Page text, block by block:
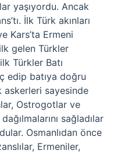
yaşıyordu. Ancak
İlk Türk akınları
Kars’ta Ermeni
gelen Türkler
Türkler Batı
edip batıya doğru
sayesinde
Ostrogotlar ve
sağladılar
Osmanlıdan önce
Ermeniler,